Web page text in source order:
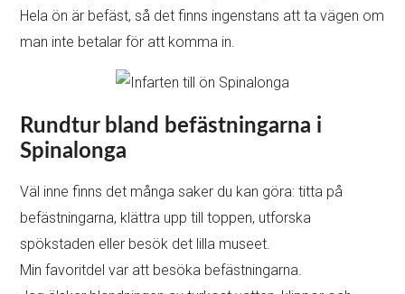
Hela ön är befäst, så det finns ingenstans att ta vägen om
man inte betalar för att komma in.
Rundtur bland befästningarna i
Spinalonga
Väl inne finns det många saker du kan göra: titta på
befästningarna, klättra upp till toppen, utforska
spökstaden eller besök det lilla museet.
Min favoritdel var att besöka befästningarna.